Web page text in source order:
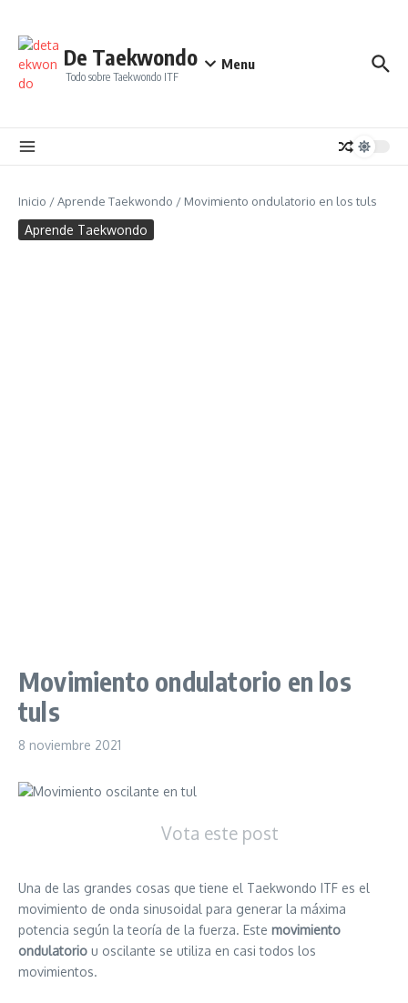
De Taekwondo
Todo sobre Taekwondo ITF
Menu
Inicio /Aprende Taekwondo / Movimiento ondulatorio en los tuls
Aprende Taekwondo
Movimiento ondulatorio en los
tuls
8 noviembre 2021
Vota este post
Una de las grandes cosas que tiene el Taekwondo ITF es el
movimiento de onda sinusoidal para generar la máxima
potencia según la teoría de la fuerza. Este movimiento
ondulatorio u oscilante se utiliza en casi todos los
movimientos.